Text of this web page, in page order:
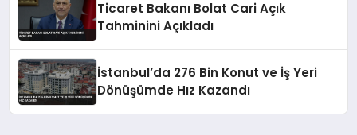
Ticaret Bakanı Bolat Cari Açık
Tahminini Açıkladı
İstanbul’da 276 Bin Konut ve İş Yeri
Dönüşümde Hız Kazandı